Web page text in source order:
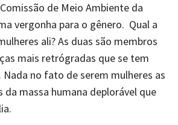
de Meio Ambiente da
vergonha para o gênero. Qual a
ali? As duas são membros
mais retrógradas que se tem
no fato de serem mulheres as
massa humana deplorável que